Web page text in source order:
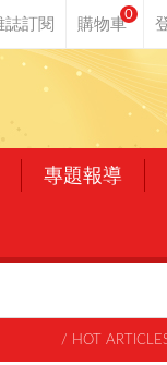
0
專題報導
/ HOT